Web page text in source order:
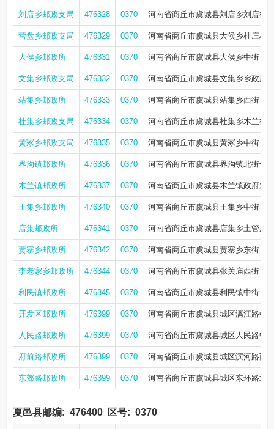
刘店乡邮政支局 476328 0370 河南省商丘市虞城县刘店乡刘店街
营盘乡邮政支局 476329 0370 河南省商丘市虞城县大侯乡杜庄村
大侯乡邮政所 476331 0370 河南省商丘市虞城县大侯乡中街
文集乡邮政支局 476332 0370 河南省商丘市虞城县文集乡乡政府
站集乡邮政所 476333 0370 河南省商丘市虞城县站集乡西街
杜集乡邮政支局 476334 0370 河南省商丘市虞城县杜集乡木兰街
黄冢乡邮政支局 476335 0370 河南省商丘市虞城县黄冢乡中街
界沟镇邮政所 476336 0370 河南省商丘市虞城县界沟镇北街十
木兰镇邮政所 476337 0370 河南省商丘市虞城县木兰镇政府对
王集乡邮政所 476340 0370 河南省商丘市虞城县王集乡中街
店集邮政所 476341 0370 河南省商丘市虞城县店集乡土管所
贾寨乡邮政所 476342 0370 河南省商丘市虞城县贾寨乡东街
李老家乡邮政所 476344 0370 河南省商丘市虞城县张关庙西街
利民镇邮政所 476345 0370 河南省商丘市虞城县利民镇中街
开发区邮政所 476399 0370 河南省商丘市虞城县城区漓江路中
人民路邮政所 476399 0370 河南省商丘市虞城县城区人民路中
府前路邮政所 476399 0370 河南省商丘市虞城县城区滨河路西
东郊路邮政所 476399 0370 河南省商丘市虞城县城区东环路北
夏邑县邮编: 476400 区号: 0370